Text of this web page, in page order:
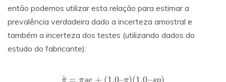
então podemos utilizar esta relação para estimar a
prevalência verdadeira dado a incerteza amostral e
também a incerteza dos testes (utilizando dados do
estudo do fabricante):
π =πse + 1.0– π)(1.0– sp)